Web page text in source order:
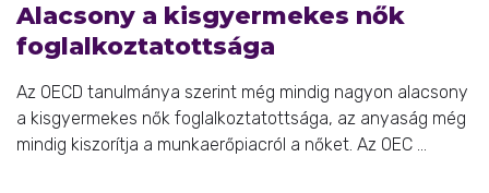
Alacsony a kisgyermekes nők
foglalkoztatottsága
Az OECD tanulmánya szerint még mindig nagyon alacsony
a kisgyermekes nők foglalkoztatottsága, az anyaság még
mindig kiszorítja a munkaerőpiacról a nőket. Az OEC ...